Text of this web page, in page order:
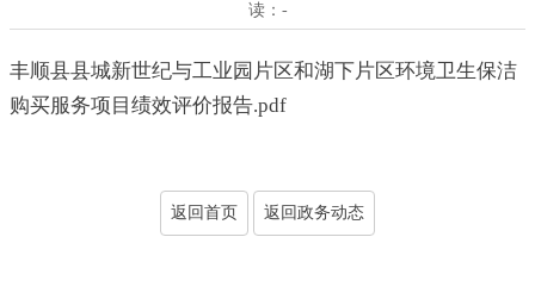
读： -
丰顺县县城新世纪与工业园片区和湖下片区环境卫生保洁
购买服务项目绩效评价报告.pdf
返回首页 返回政务动态